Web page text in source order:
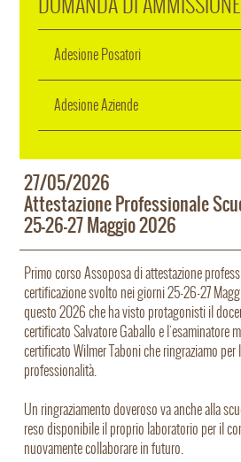
Adesione Posatori
Adesione Aziende
27/05/2026
Attestazione Professionale
25-26-27 Maggio 2026
Primo corso Assoposa di attestazione
certificazione svolto nei giorni 25-26-27
questo 2026 che ha visto protagonisti il
certificato Salvatore Gaballo e l'esaminatore
certificato Wilmer Taboni che ringraziamo
professionalità.
Un ringraziamento doveroso va anche alla
reso disponibile il proprio laboratorio per il
nuovamente collaborare in futuro.